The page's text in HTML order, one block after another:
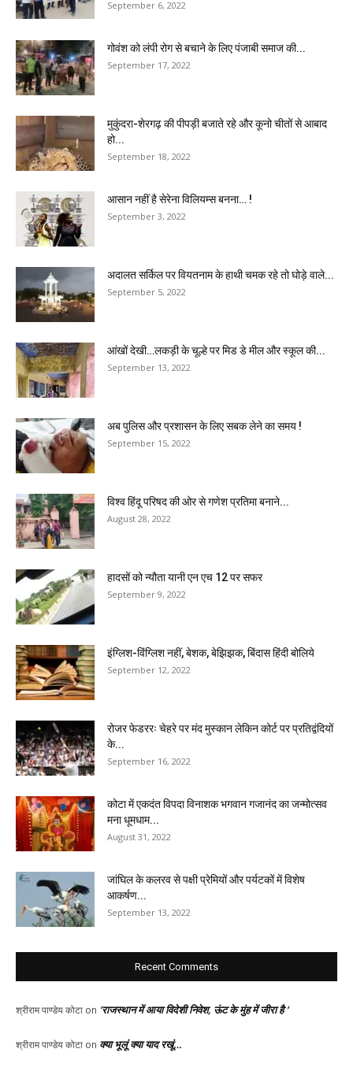
September 6, 2022
गोवंश को लंपी रोग से बचाने के लिए पंजाबी समाज की...
September 17, 2022
मुकुंदरा-शेरगढ़ की पीपड़ी बजाते रहे और कूनो चीतों से आबाद
हो...
September 18, 2022
आसान नहीं है सेरेना विलियम्स बनना… !
September 3, 2022
अदालत सर्किल पर वियतनाम के हाथी चमक रहे तो घोड़े वाले...
September 5, 2022
आंखों देखी…लकड़ी के चूल्हे पर मिड डे मील और स्कूल की...
September 13, 2022
अब पुलिस और प्रशासन के लिए सबक लेने का समय !
September 15, 2022
विश्व हिंदू परिषद की ओर से गणेश प्रतिमा बनाने...
August 28, 2022
हादसों को न्यौता यानी एन एच 12 पर सफर
September 9, 2022
इंग्लिश-विंग्लिश नहीं, बेशक, बेझिझक, बिंदास हिंदी बोलिये
September 12, 2022
रोजर फेडररः चेहरे पर मंद मुस्कान लेकिन कोर्ट पर प्रतिद्वंदियों
के...
September 16, 2022
कोटा में एकदंत विपदा विनाशक भगवान गजानंद का जन्मोत्सव
मना धूमधाम...
August 31, 2022
जांघिल के कलरव से पक्षी प्रेमियों और पर्यटकों में विशेष
आकर्षण...
September 13, 2022
Recent Comments
श्रीराम पाण्डेय कोटा on ‘राजस्थान में आया विदेशी निवेश, ऊंट के मुंह में जीरा है ‘
श्रीराम पाण्डेय कोटा on क्या भूलूं क्या याद रखूं…